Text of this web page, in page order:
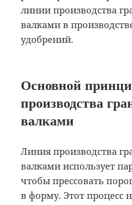
линии производства
валками в
удобрений.
Основной
производства
валками
Линия производства
валками использует
чтобы прессовать
в форму. Этот процесс